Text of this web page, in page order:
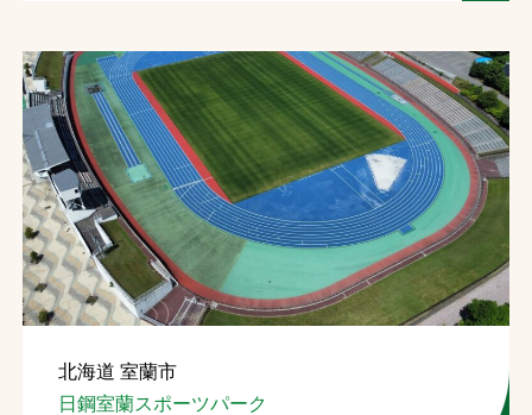
北海道 室蘭市
日鋼室蘭スポーツパーク